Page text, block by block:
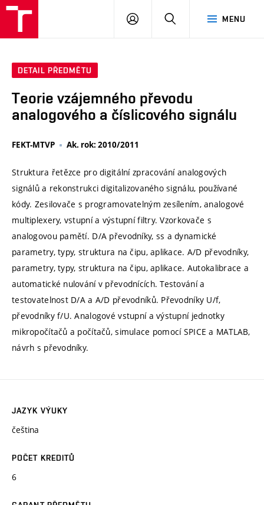
MENU
PŘIHLÁSIT
DETAIL PŘEDMĚTU
Teorie vzájemného převodu
analogového a číslicového signálu
FEKT-MTVP Ak. rok: 2010/2011
Struktura řetězce pro digitální zpracování analogových
signálů a rekonstrukci digitalizovaného signálu, používané
kódy. Zesilovače s programovatelným zesílením, analogové
multiplexery, vstupní a výstupní filtry. Vzorkovače s
analogovou pamětí. D/A převodníky, ss a dynamické
parametry, typy, struktura na čipu, aplikace. A/D převodníky,
parametry, typy, struktura na čipu, aplikace. Autokalibrace a
automatické nulování v převodnících. Testování a
testovatelnost D/A a A/D převodníků. Převodníky U/f,
převodníky f/U. Analogové vstupní a výstupní jednotky
mikropočítačů a počítačů, simulace pomocí SPICE a MATLAB,
návrh s převodníky.
JAZYK VÝUKY
čeština
POČET KREDITŮ
6